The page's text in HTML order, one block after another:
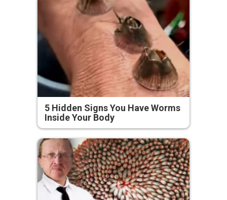
5 Hidden Signs You Have Worms
Inside Your Body